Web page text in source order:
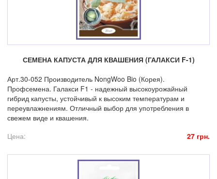
СЕМЕНА КАПУСТА ДЛЯ КВАШЕНИЯ (ГАЛАКСИ F-1)
Арт.30-052 Производитель NongWoo Bio (Корея).
Профсемена. Галакси F1 - надежный высокоурожайный
гибрид капусты, устойчивый к высоким температурам и
переувлажнениям. Отличный выбор для употребления в
свежем виде и квашения.
Цена:
27 грн.